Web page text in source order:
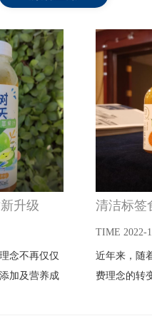
升级
念不再仅仅
加及营养成
清洁标
TIME 2022-
近年来，随
费理念的转